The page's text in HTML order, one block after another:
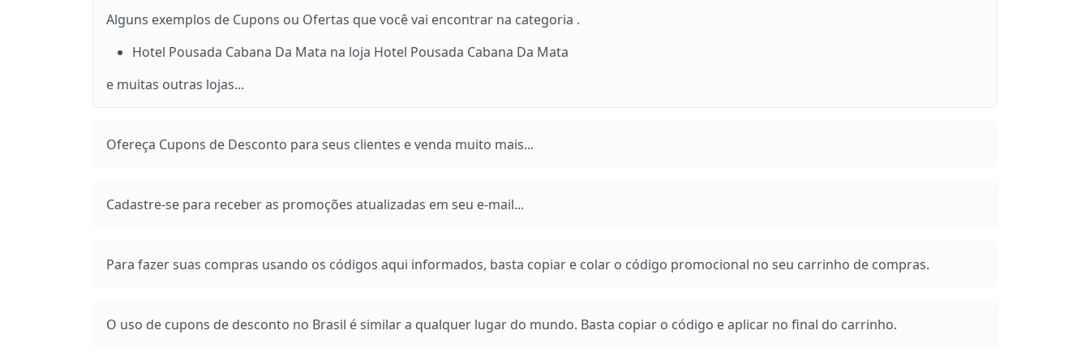
Alguns exemplos de Cupons ou Ofertas que você vai encontrar na categoria .
Hotel Pousada Cabana Da Mata na loja Hotel Pousada Cabana Da Mata
e muitas outras lojas...
Ofereça Cupons de Desconto para seus clientes e venda muito mais...
Cadastre-se para receber as promoções atualizadas em seu e-mail...
Para fazer suas compras usando os códigos aqui informados, basta copiar e colar o código promocional no seu carrinho de compras.
O uso de cupons de desconto no Brasil é similar a qualquer lugar do mundo. Basta copiar o código e aplicar no final do carrinho.